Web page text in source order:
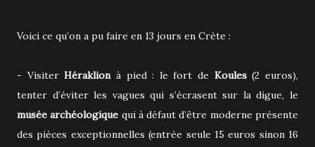
Voici ce qu’on a pu faire en 13 jours en Crète :
- VisiterHéraklionà pied : le fort de Koules(2 euros),
tenter d’éviter les vagues qui s’écrasent sur la digue, le
musée archéologique qui à défaut d’être moderne présente
des pièces exceptionnelles (entrée seule 15 euros sinon 16